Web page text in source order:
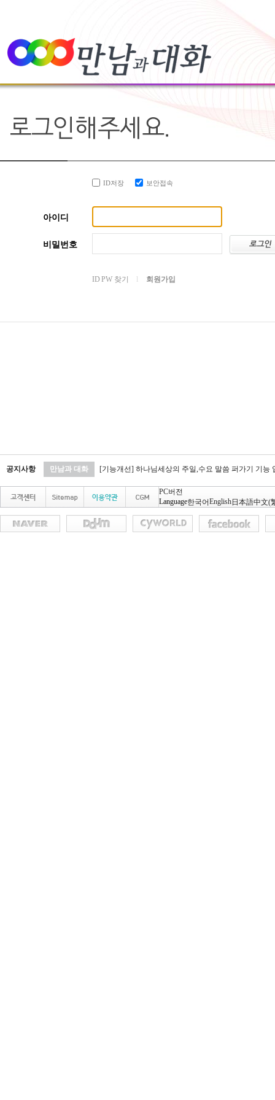
ID저장 보안접속
아이디
비밀번호
ID PW 찾기 회원가입
공지사항 만남과 대화 [기능개선] 하나님세상의 주일,수요 말씀 퍼가기 기능
PC버전
Language한국어English日本語中文(